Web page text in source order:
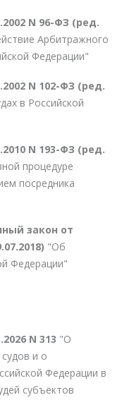
N 96-ФЗ (ред.
Арбитражного
Федерации"
N 102-ФЗ (ред.
в Российской
N 193-ФЗ (ред.
процедуре
посредника
закон от
"Об
Федерации"
N 313 "О
и о
Федерации в
субъектов